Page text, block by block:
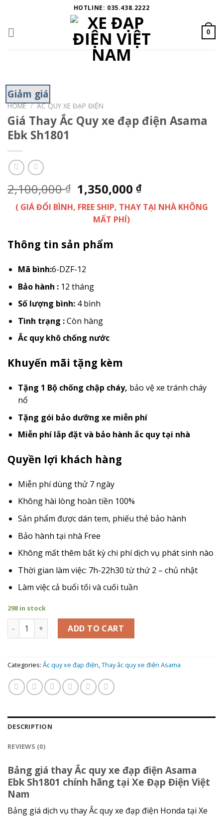
content
HOTLINE: 035.438.2222
0
Giảm giá
HOME / ẮC QUY XE ĐẠP ĐIỆN
Giá Thay Ắc Quy xe đạp điện Asama
Ebk Sh1801
2,100,000₫ 1,350,000₫
( GIÁ ĐỔI BÌNH, FREE SHIP, THAY TẠI NHÀ KHÔNG
MẤT PHÍ)
Thông tin sản phẩm
Mã bình:6-DZF-12
Bảo hành : 12 tháng
Số lượng bình: 4 bình
Tình trạng :Còn hàng
Ắc quy khô chống nước
Khuyến mãi tặng kèm
Tặng 1 Bộ chống chập cháy, bảo vệ xe tránh cháy
nổ
Tặng gói bảo dưỡng xe miễn phí
Miễn phí lắp đặt và bảo hành ắc quy tại nhà
Quyền lợi khách hàng
Miễn phí dùng thử 7 ngày
Không hài lòng hoàn tiền 100%
Sản phẩm được dán tem, phiếu thẻ bảo hành
Bảo hành tại nhà Free
Không mất thêm bất kỳ chi phí dịch vụ phát sinh nào
Thời gian làm việc: 7h-22h30 từ thứ 2 – chủ nhật
Làm việc cả buổi tối và cuối tuần
298 in stock
Giá Thay Ắc Quy xe đạp điện Asama Ebk Sh1801 quantity
ADD TO CART
Categories: Ắc quy xe đạp điện,Thay ắc quy xe điện Asama
DESCRIPTION
REVIEWS (0)
Bảng giá thay Ắc quy xe đạp điện Asama
Ebk Sh1801 chính hãng tại Xe Đạp Điện Việt
Nam
Bảng giá dịch vụ thay Ắc quy xe đạp điện Honda tại Xe